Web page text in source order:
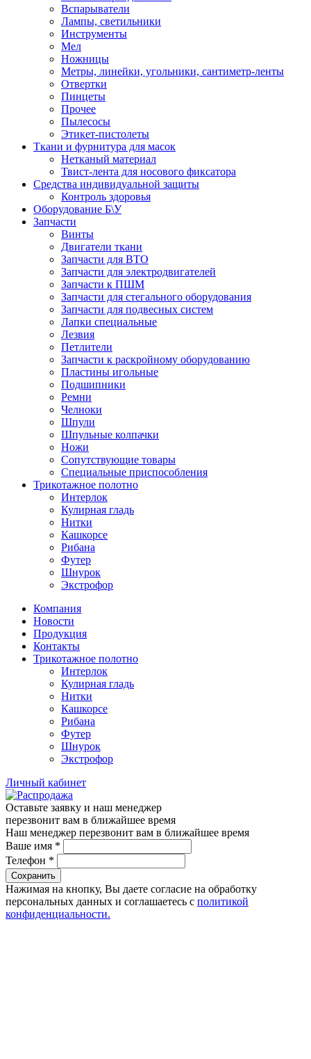
Вспарыватели
Лампы, светильники
Инструменты
Мел
Ножницы
Метры, линейки, угольники, сантиметр-ленты
Отвертки
Пинцеты
Прочее
Пылесосы
Этикет-пистолеты
Ткани и фурнитура для масок
Нетканый материал
Твист-лента для носового фиксатора
Средства индивидуальной защиты
Контроль здоровья
Оборудование Б\У
Запчасти
Винты
Двигатели ткани
Запчасти для ВТО
Запчасти для электродвигателей
Запчасти к ПШМ
Запчасти для стегального оборудования
Запчасти для подвесных систем
Лапки специальные
Лезвия
Петлители
Запчасти к раскройному оборудованию
Пластины игольные
Подшипники
Ремни
Челноки
Шпули
Шпульные колпачки
Ножи
Сопутствующие товары
Специальные приспособления
Трикотажное полотно
Интерлок
Кулирная гладь
Нитки
Кашкорсе
Рибана
Футер
Шнурок
Экстрофор
Компания
Новости
Продукция
Контакты
Трикотажное полотно
Интерлок
Кулирная гладь
Нитки
Кашкорсе
Рибана
Футер
Шнурок
Экстрофор
Личный кабинет
Оставьте заявку и наш менеджер
перезвонит вам в ближайшее время
Наш менеджер перезвонит вам в ближайшее время
Ваше имя *
Телефон *
Сохранить
Нажимая на кнопку, Вы даете согласие на обработку
персональных данных и соглашаетесь с политикой
конфиденциальности.